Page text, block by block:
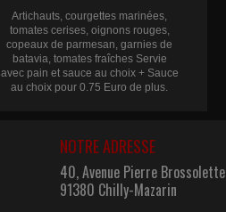
Artichauts, courgettes marinées,
tomates cerises, oignons rouges,
copeaux de parmesan, garnies de
batavia, tomates fraîches Servie
avec pain et sauce au choix + Sauce
au choix pour 0.75 Euro de plus.
NOTRE ADRESSE
40, Avenue Pierre Brossolette
91380 Chilly-Mazarin